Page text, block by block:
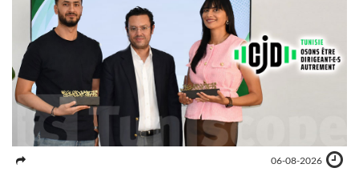
06-08-2026